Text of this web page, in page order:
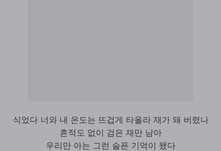
식었다 너와 내 온도는 뜨겁게 타올라 재가 돼 버렸나
흔적도 없이 검은 재만 남아
우리만 아는 그런 슬픈 기억이 됐다